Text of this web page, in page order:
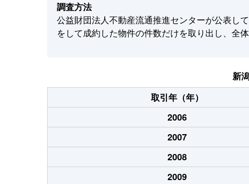
調査方法
公益財団法人不動産流通推進センターが公表し
をして成約した物件の件数だけを取り出し、全
新
取引年（年）
2006
2007
2008
2009